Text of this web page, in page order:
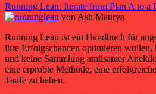
Running Lean: Iterate from Plan A to a
von Ash Maurya
Running Lean ist ein Handbuch für
ihre Erfolgschancen optimieren
und keine Sammlung amüsanter
eine erprobte Methode, eine
Taufe zu heben.